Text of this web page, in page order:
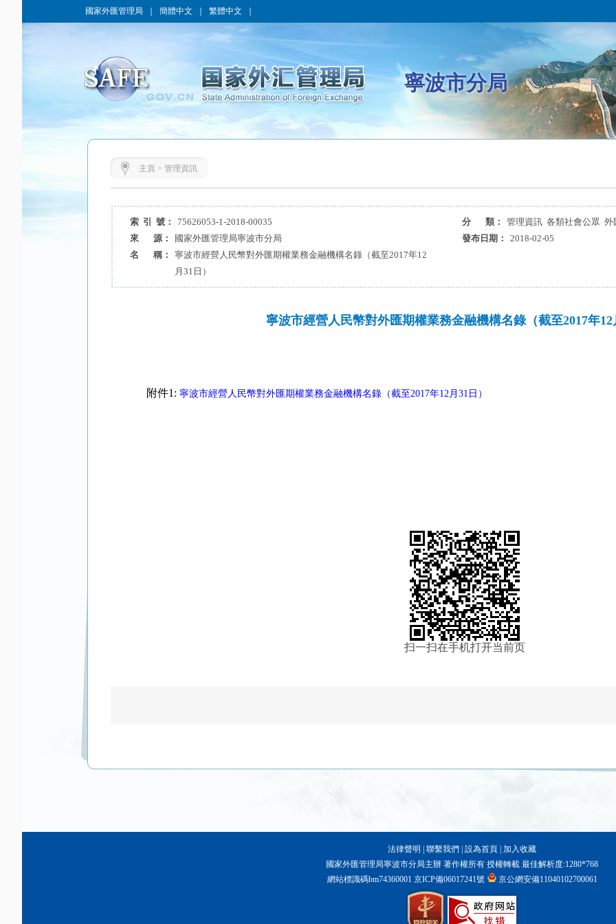
國家外匯管理局 簡體中文 繁體中文
寧波市分局
主頁 > 管理資訊
索 引 號： 75626053-1-2018-00035 分 類：
管理資訊 各類社會公眾 外
來 源：
國家外匯管理局寧波市分局 發布日期：
2018-02-05
名 稱：
寧波市經營人民幣對外匯期權業務金融機構名錄（截至2017年12
月31日）
寧波市經營人民幣對外匯期權業務金融機構名錄（截至2017年12
附件1: 寧波市經營人民幣對外匯期權業務金融機構名錄（截至2017年12月31日）
扫一扫在手机打开当前页
法律聲明 聯繫我們 設為首頁 加入收藏
國家外匯管理局寧波市分局主辦 著作權所有 授權轉載 最佳解析度:1280*768
網站標識碼bm74360001京ICP備06017241號 京公網安備11040102700061